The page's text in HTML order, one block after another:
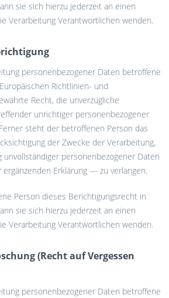
sie sich hierzu jederzeit an einen
Verarbeitung Verantwortlichen wenden.
personenbezogener Daten betroffene
Richtlinien- und
Recht, die unverzügliche
unrichtiger personenbezogener
steht der betroffenen Person das
der Zwecke der Verarbeitung,
unvollständiger personenbezogener Daten
Erklärung — zu verlangen.
Person dieses Berichtigungsrecht in
sie sich hierzu jederzeit an einen
Verarbeitung Verantwortlichen wenden.
(Recht auf Vergessen
personenbezogener Daten betroffene